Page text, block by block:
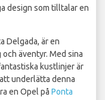
design som tilltalar en
Delgada, är en
äventyr. Med sina
kustlinjer är
underlätta denna
en Opel på Ponta